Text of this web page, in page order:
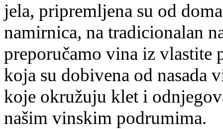
jela, pripremljena su od
namirnica, na tradicionalan
preporučamo vina iz vlastite
koja su dobivena od nasada
koje okružuju klet i
našim vinskim podrumima.